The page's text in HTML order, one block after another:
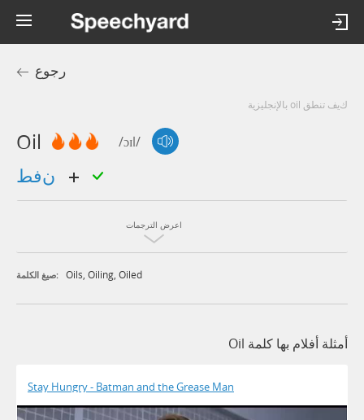
رجوع
كيف تنطق oil بالإنجليزية
Oil /ɔɪl/
اعرض الترجمات
صيغ الكلمة: Oils, Oiling, Oiled
أمثلة أفلام بها كلمة Oil
Stay Hungry - Batman and the Grease Man